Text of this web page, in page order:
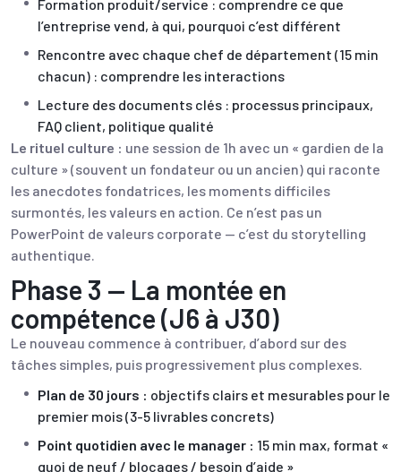
Formation produit/service : comprendre ce que
l’entreprise vend, à qui, pourquoi c’est différent
Rencontre avec chaque chef de département (15 min
chacun) : comprendre les interactions
Lecture des documents clés : processus principaux,
FAQ client, politique qualité
Le rituel culture : une session de 1h avec un « gardien de la
culture » (souvent un fondateur ou un ancien) qui raconte
les anecdotes fondatrices, les moments difficiles
surmontés, les valeurs en action. Ce n’est pas un
PowerPoint de valeurs corporate — c’est du storytelling
authentique.
Phase 3 — La montée en
compétence (J6 à J30)
Le nouveau commence à contribuer, d’abord sur des
tâches simples, puis progressivement plus complexes.
Plan de 30 jours : objectifs clairs et mesurables pour le
premier mois (3-5 livrables concrets)
Point quotidien avec le manager : 15 min max, format «
quoi de neuf / blocages / besoin d’aide »